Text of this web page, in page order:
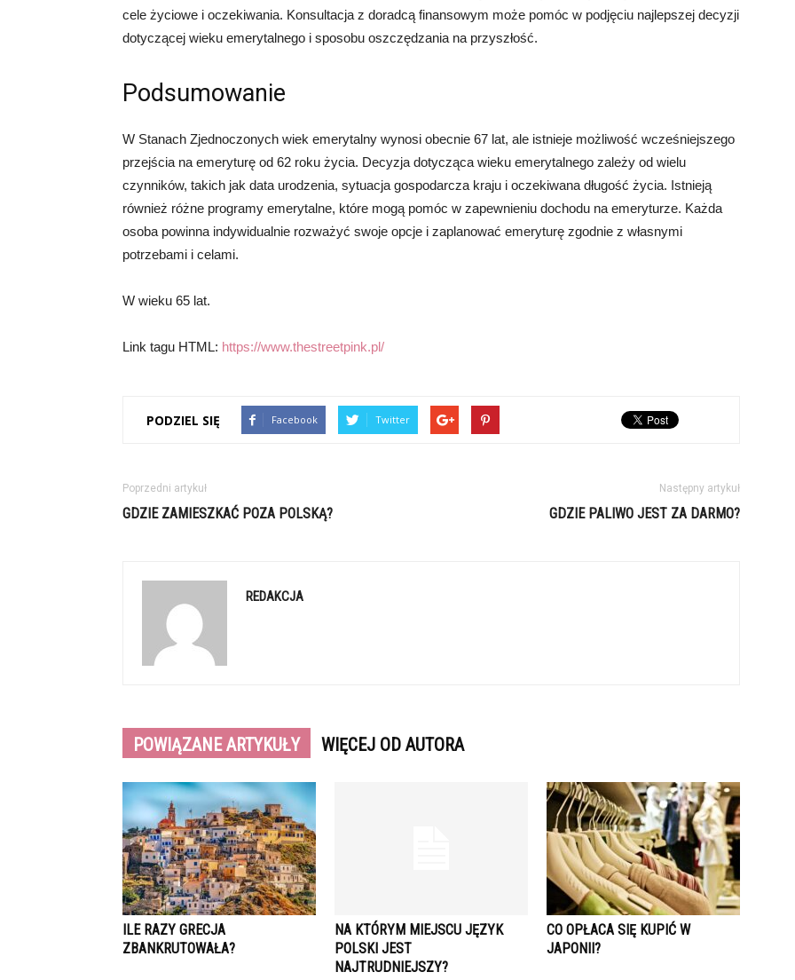
cele życiowe i oczekiwania. Konsultacja z doradcą finansowym może pomóc w podjęciu najlepszej decyzji
dotyczącej wieku emerytalnego i sposobu oszczędzania na przyszłość.
Podsumowanie
W Stanach Zjednoczonych wiek emerytalny wynosi obecnie 67 lat, ale istnieje możliwość wcześniejszego
przejścia na emeryturę od 62 roku życia. Decyzja dotycząca wieku emerytalnego zależy od wielu
czynników, takich jak data urodzenia, sytuacja gospodarcza kraju i oczekiwana długość życia. Istnieją
również różne programy emerytalne, które mogą pomóc w zapewnieniu dochodu na emeryturze. Każda
osoba powinna indywidualnie rozważyć swoje opcje i zaplanować emeryturę zgodnie z własnymi
potrzebami i celami.
W wieku 65 lat.
Link tagu HTML: https://www.thestreetpink.pl/
PODZIEL SIĘ Facebook Twitter
Poprzedni artykuł
GDZIE ZAMIESZKAĆ POZA POLSKĄ?
Następny artykuł
GDZIE PALIWO JEST ZA DARMO?
REDAKCJA
POWIĄZANE ARTYKUŁY WIĘCEJ OD AUTORA
ILE RAZY GRECJA
ZBANKRUTOWAŁA?
NA KTÓRYM MIEJSCU JĘZYK
POLSKI JEST
NAJTRUDNIEJSZY?
CO OPŁACA SIĘ KUPIĆ W
JAPONII?